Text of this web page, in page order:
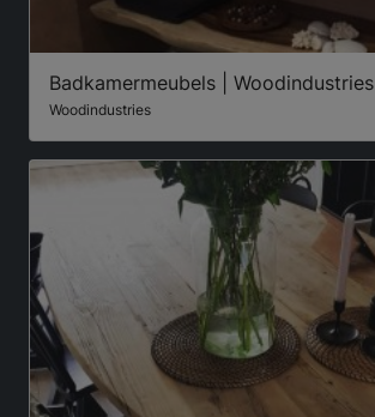
Badkamermeubels | Woodindustries
Woodindustries